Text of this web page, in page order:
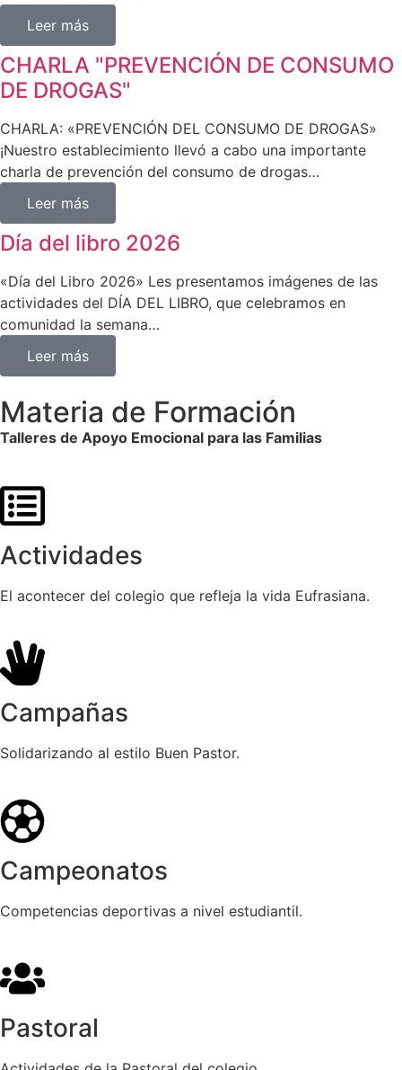
Leer más
CHARLA "PREVENCIÓN DE CONSUMO
DE DROGAS"
CHARLA: «PREVENCIÓN DEL CONSUMO DE DROGAS»
¡Nuestro establecimiento llevó a cabo una importante
charla de prevención del consumo de drogas…
Leer más
Día del libro 2026
«Día del Libro 2026» Les presentamos imágenes de las
actividades del DÍA DEL LIBRO, que celebramos en
comunidad la semana…
Leer más
Materia de Formación
Talleres de Apoyo Emocional para las Familias
Actividades
El acontecer del colegio que refleja la vida Eufrasiana.
Campañas
Solidarizando al estilo Buen Pastor.
Campeonatos
Competencias deportivas a nivel estudiantil.
Pastoral